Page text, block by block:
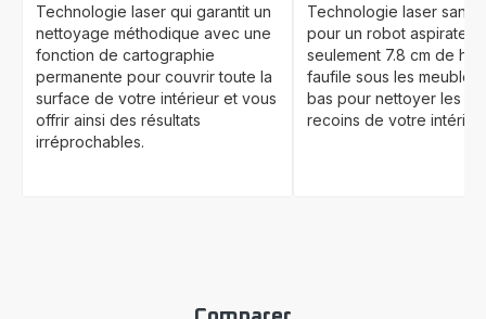
Technologie laser qui garantit un
nettoyage méthodique avec une
fonction de cartographie
permanente pour couvrir toute la
surface de votre intérieur et vous
offrir ainsi des résultats
irréprochables.
Technologie laser sans
pour un robot aspirateur
seulement 7.8 cm de
faufile sous les meubles
bas pour nettoyer les
recoins de votre